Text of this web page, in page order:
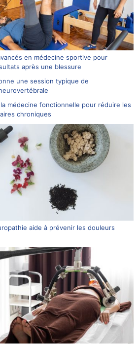
en médecine sportive pour
après une blessure
une session typique de
médecine fonctionnelle pour réduire les
chroniques
aide à prévenir les douleurs